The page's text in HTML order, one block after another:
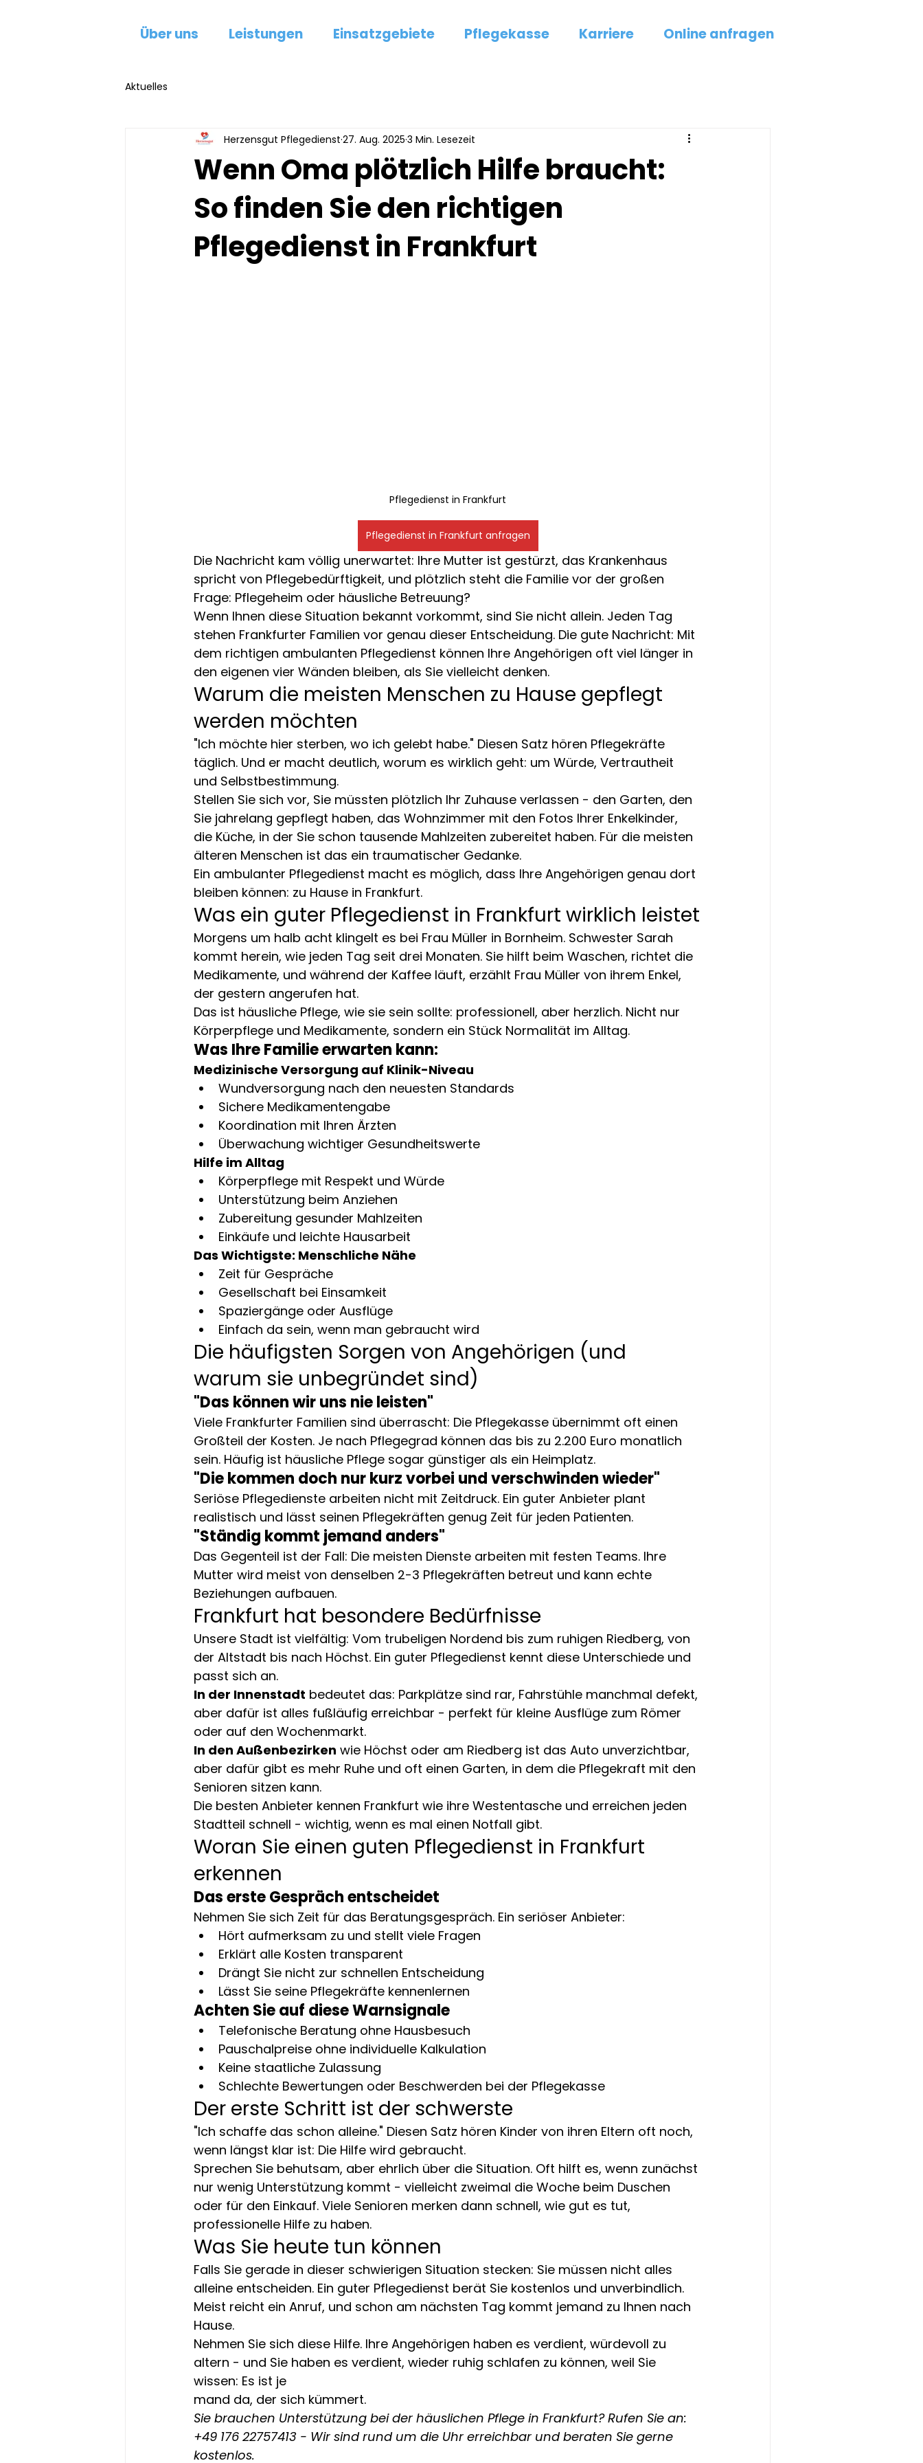
Über uns Leistungen Einsatzgebiete Pflegekasse Karriere Online anfragen
Aktuelles
Wenn Oma plötzlich Hilfe braucht:
So finden Sie den richtigen
Pflegedienst in Frankfurt
Herzensgut Pflegedienst 27. Aug. 2025 3 Min. Lesezeit
Pflegedienst in Frankfurt
Pflegedienst in Frankfurt anfragen
Die Nachricht kam völlig unerwartet: Ihre Mutter ist gestürzt, das Krankenhaus
spricht von Pflegebedürftigkeit, und plötzlich steht die Familie vor der großen
Frage: Pflegeheim oder häusliche Betreuung?
Wenn Ihnen diese Situation bekannt vorkommt, sind Sie nicht allein. Jeden Tag
stehen Frankfurter Familien vor genau dieser Entscheidung. Die gute Nachricht: Mit
dem richtigen ambulanten Pflegedienst können Ihre Angehörigen oft viel länger in
den eigenen vier Wänden bleiben, als Sie vielleicht denken.
Warum die meisten Menschen zu Hause gepflegt
werden möchten
"Ich möchte hier sterben, wo ich gelebt habe." Diesen Satz hören Pflegekräfte
täglich. Und er macht deutlich, worum es wirklich geht: um Würde, Vertrautheit
und Selbstbestimmung.
Stellen Sie sich vor, Sie müssten plötzlich Ihr Zuhause verlassen - den Garten, den
Sie jahrelang gepflegt haben, das Wohnzimmer mit den Fotos Ihrer Enkelkinder,
die Küche, in der Sie schon tausende Mahlzeiten zubereitet haben. Für die meisten
älteren Menschen ist das ein traumatischer Gedanke.
Ein ambulanter Pflegedienst macht es möglich, dass Ihre Angehörigen genau dort
bleiben können: zu Hause in Frankfurt.
Was ein guter Pflegedienst in Frankfurt wirklich leistet
Morgens um halb acht klingelt es bei Frau Müller in Bornheim. Schwester Sarah
kommt herein, wie jeden Tag seit drei Monaten. Sie hilft beim Waschen, richtet die
Medikamente, und während der Kaffee läuft, erzählt Frau Müller von ihrem Enkel,
der gestern angerufen hat.
Das ist häusliche Pflege, wie sie sein sollte: professionell, aber herzlich. Nicht nur
Körperpflege und Medikamente, sondern ein Stück Normalität im Alltag.
Was Ihre Familie erwarten kann:
Medizinische Versorgung auf Klinik-Niveau
Wundversorgung nach den neuesten Standards
Sichere Medikamentengabe
Koordination mit Ihren Ärzten
Überwachung wichtiger Gesundheitswerte
Hilfe im Alltag
Körperpflege mit Respekt und Würde
Unterstützung beim Anziehen
Zubereitung gesunder Mahlzeiten
Einkäufe und leichte Hausarbeit
Das Wichtigste: Menschliche Nähe
Zeit für Gespräche
Gesellschaft bei Einsamkeit
Spaziergänge oder Ausflüge
Einfach da sein, wenn man gebraucht wird
Die häufigsten Sorgen von Angehörigen (und
warum sie unbegründet sind)
"Das können wir uns nie leisten"
Viele Frankfurter Familien sind überrascht: Die Pflegekasse übernimmt oft einen
Großteil der Kosten. Je nach Pflegegrad können das bis zu 2.200 Euro monatlich
sein. Häufig ist häusliche Pflege sogar günstiger als ein Heimplatz.
"Die kommen doch nur kurz vorbei und verschwinden wieder"
Seriöse Pflegedienste arbeiten nicht mit Zeitdruck. Ein guter Anbieter plant
realistisch und lässt seinen Pflegekräften genug Zeit für jeden Patienten.
"Ständig kommt jemand anders"
Das Gegenteil ist der Fall: Die meisten Dienste arbeiten mit festen Teams. Ihre
Mutter wird meist von denselben 2-3 Pflegekräften betreut und kann echte
Beziehungen aufbauen.
Frankfurt hat besondere Bedürfnisse
Unsere Stadt ist vielfältig: Vom trubeligen Nordend bis zum ruhigen Riedberg, von
der Altstadt bis nach Höchst. Ein guter Pflegedienst kennt diese Unterschiede und
passt sich an.
In der Innenstadt bedeutet das: Parkplätze sind rar, Fahrstühle manchmal defekt,
aber dafür ist alles fußläufig erreichbar - perfekt für kleine Ausflüge zum Römer
oder auf den Wochenmarkt.
In den Außenbezirken wie Höchst oder am Riedberg ist das Auto unverzichtbar,
aber dafür gibt es mehr Ruhe und oft einen Garten, in dem die Pflegekraft mit den
Senioren sitzen kann.
Die besten Anbieter kennen Frankfurt wie ihre Westentasche und erreichen jeden
Stadtteil schnell - wichtig, wenn es mal einen Notfall gibt.
Woran Sie einen guten Pflegedienst in Frankfurt
erkennen
Das erste Gespräch entscheidet
Nehmen Sie sich Zeit für das Beratungsgespräch. Ein seriöser Anbieter:
Hört aufmerksam zu und stellt viele Fragen
Erklärt alle Kosten transparent
Drängt Sie nicht zur schnellen Entscheidung
Lässt Sie seine Pflegekräfte kennenlernen
Achten Sie auf diese Warnsignale
Telefonische Beratung ohne Hausbesuch
Pauschalpreise ohne individuelle Kalkulation
Keine staatliche Zulassung
Schlechte Bewertungen oder Beschwerden bei der Pflegekasse
Der erste Schritt ist der schwerste
"Ich schaffe das schon alleine." Diesen Satz hören Kinder von ihren Eltern oft noch,
wenn längst klar ist: Die Hilfe wird gebraucht.
Sprechen Sie behutsam, aber ehrlich über die Situation. Oft hilft es, wenn zunächst
nur wenig Unterstützung kommt - vielleicht zweimal die Woche beim Duschen
oder für den Einkauf. Viele Senioren merken dann schnell, wie gut es tut,
professionelle Hilfe zu haben.
Was Sie heute tun können
Falls Sie gerade in dieser schwierigen Situation stecken: Sie müssen nicht alles
alleine entscheiden. Ein guter Pflegedienst berät Sie kostenlos und unverbindlich.
Meist reicht ein Anruf, und schon am nächsten Tag kommt jemand zu Ihnen nach
Hause.
Nehmen Sie sich diese Hilfe. Ihre Angehörigen haben es verdient, würdevoll zu
altern - und Sie haben es verdient, wieder ruhig schlafen zu können, weil Sie
wissen: Es ist je
mand da, der sich kümmert.
Sie brauchen Unterstützung bei der häuslichen Pflege in Frankfurt? Rufen Sie an:
+49 176 22757413 - Wir sind rund um die Uhr erreichbar und beraten Sie gerne
kostenlos.